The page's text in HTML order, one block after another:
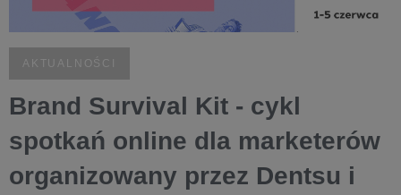
AKTUALNOŚCI
Brand Survival Kit - cykl
spotkań online dla marketerów
organizowany przez Dentsu i